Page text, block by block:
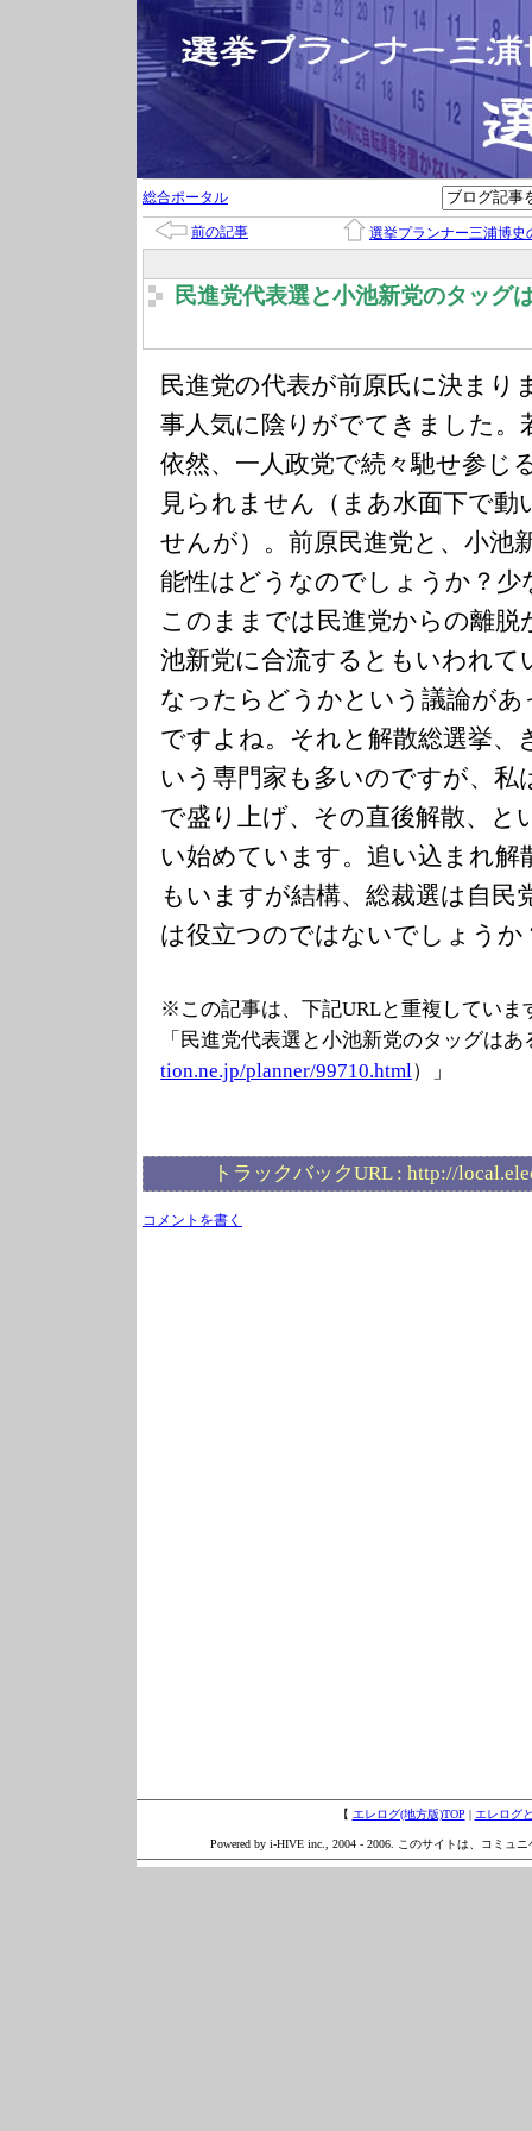
総合ポータル
前の記事 選挙プランナー三浦博史
民進党代表選と小池新党のタッグ
民進党の代表が前原氏に決まり
事人気に陰りがでてきました。
依然、一人政党で続々馳せ参じ
見られません（まあ水面下で
せんが）。前原民進党と、小池
能性はどうなのでしょうか？少
このままでは民進党からの離脱
池新党に合流するともいわれて
なったらどうかという議論が
ですよね。それと解散総選挙
いう専門家も多いのですが、私
で盛り上げ、その直後解散、と
い始めています。追い込まれ解
もいますが結構、総裁選は自民
は役立つのではないでしょうか
※この記事は、下記URLと重複していま
「民進党代表選と小池新党のタッグはあ
tion.ne.jp/planner/99710.html ）」
トラックバックURL : http://
コメントを書く
【 エレログ(地方版)TOP | エレログ
Powered by i-HIVE inc., 2004 - 2006. このサイトは、コミュ